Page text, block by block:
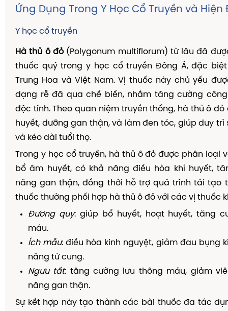
Ứng Dụng Trong Y Học Cổ Truyền và Hiện
Y học cổ truyền
Hà thủ ô đỏ(Polygonum multiflorum) từ lâu đã
thuốc quý trong y học cổ truyền Đông Á, đặc
Trung Hoa và Việt Nam. Vị thuốc này chủ yếu
dạng rễ đã qua chế biến, nhằm tăng cường
độc tính. Theo quan niệm truyền thống, hà thủ ô
huyết, dưỡng gan thận, và làm đen tóc, giúp duy trì
và kéo dài tuổi thọ.
Trong y học cổ truyền, hà thủ ô đỏ được phân loại
bổ âm huyết, có khả năng điều hòa khí huyết,
năng gan thận, đồng thời hỗ trợ quá trình tái tạo
thuốc thường phối hợp hà thủ ô đỏ với các vị thuốc
Đương quy: giúp bổ huyết, hoạt huyết, tăng
máu.
Ích mẫu: điều hòa kinh nguyệt, giảm đau bụng
năng tử cung.
Ngưu tất: tăng cường lưu thông máu, giảm
năng gan thận.
Sự kết hợp này tạo thành các bài thuốc đa tác